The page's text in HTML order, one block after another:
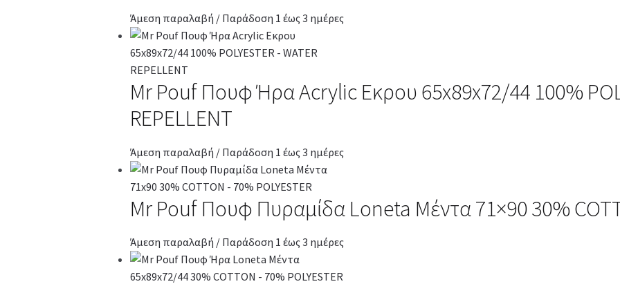
Άμεση παραλαβή / Παράδοση 1 έως 3 ημέρες
Mr Pouf Πουφ Ήρα Acrylic Εκρου 65x89x72/44 100%
REPELLENT
Άμεση παραλαβή / Παράδοση 1 έως 3 ημέρες
Mr Pouf Πουφ Πυραμίδα Loneta Μέντα 71×90 30%
Άμεση παραλαβή / Παράδοση 1 έως 3 ημέρες